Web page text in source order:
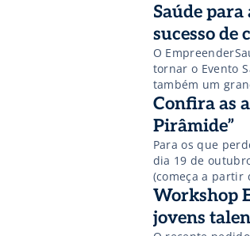
fundo de venture capital BR
Saúde
sucesso de
O
tornar o Evento
também um
Eventials que
transmissão ao
Confira as
Pirâmide”
Para os que
dia 19 de
(começa a partir
src=”http://
height=”355″
scrolling=”no”>
Workshop
jovens